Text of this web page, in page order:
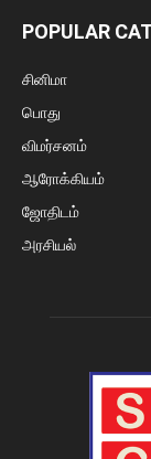
POPULAR
சினிமா
பொது
விமர்சனம்
ஆரோக்கியம்
ஜோதிடம்
அரசியல்